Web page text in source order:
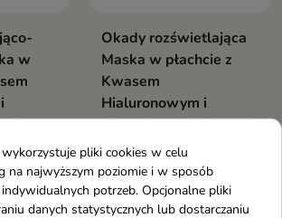
w
ml
maska
i
która
i
Okady rozświetlająca
Maska w płachcie z
Kwasem
Hialuronowym i
ekstraktem z Perilli 25
ml
Rozświetlająco-nawilżająca
maska w płachcie z ekstraktem z
perilli i kwasem hialuronowym,
która rewitalizuje skórę,
pliki cookies w celu
na najwyższym poziomie i w sposób
potrzeb. Opcjonalne pliki
danych statystycznych lub dostarczaniu